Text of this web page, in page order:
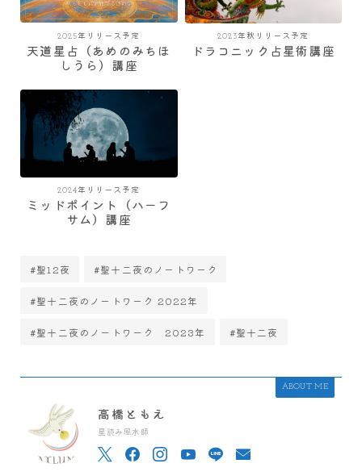
2025年リリース予定
天道星占（あめのみちほ
しうら）講座
2023年秋リリース予定
ドラコニック占星術講座
2024年リリース予定
ミッドポイント（ハーフ
サム）講座
#聖12夜 #聖十二夜のノートワーク
#聖十二夜のノートワーク 2022年
#聖十二夜のノートワーク 2023年 #聖十二夜
ABOUT ME
高橋ともえ
星読み風水師